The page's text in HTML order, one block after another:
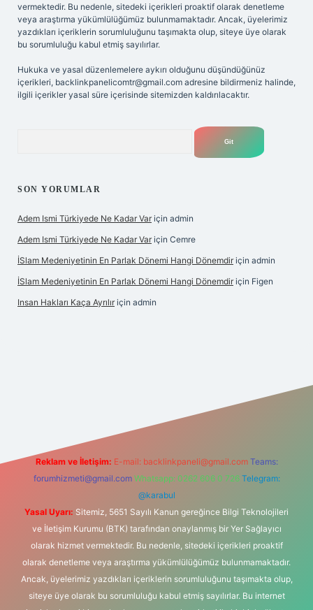
vermektedir. Bu nedenle, sitedeki içerikleri proaktif olarak denetleme
veya araştırma yükümlülüğümüz bulunmamaktadır. Ancak, üyelerimiz
yazdıkları içeriklerin sorumluluğunu taşımakta olup, siteye üye olarak
bu sorumluluğu kabul etmiş sayılırlar.
Hukuka ve yasal düzenlemelere aykırı olduğunu düşündüğünüz
içerikleri, backlinkpanelicomtr@gmail.com adresine bildirmeniz halinde,
ilgili içerikler yasal süre içerisinde sitemizden kaldırılacaktır.
SON YORUMLAR
Adem Ismi Türkiyede Ne Kadar Var için admin
Adem Ismi Türkiyede Ne Kadar Var için Cemre
İSlam Medeniyetinin En Parlak Dönemi Hangi Dönemdir için admin
İSlam Medeniyetinin En Parlak Dönemi Hangi Dönemdir için Figen
Insan Hakları Kaça Ayrılır için admin
Reklam ve İletişim: E-mail: backlinkpaneli@gmail.com Teams:
forumhizmeti@gmail.com Whatsapp: 0262 606 0 726 Telegram:
@karabul
Yasal Uyarı: Sitemiz, 5651 Sayılı Kanun gereğince Bilgi Teknolojileri
ve İletişim Kurumu (BTK) tarafından onaylanmış bir Yer Sağlayıcı
olarak hizmet vermektedir. Bu nedenle, sitedeki içerikleri proaktif
olarak denetleme veya araştırma yükümlülüğümüz bulunmamaktadır.
Ancak, üyelerimiz yazdıkları içeriklerin sorumluluğunu taşımakta olup,
siteye üye olarak bu sorumluluğu kabul etmiş sayılırlar. Bu internet